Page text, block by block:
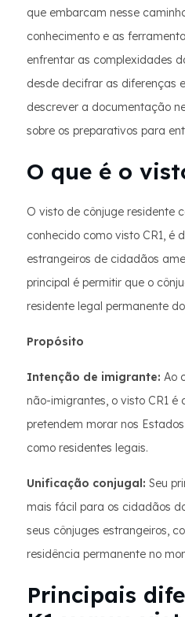
que embarcam nesse
conhecimento e as
enfrentar as complexidades
desde decifrar as diferenças
descrever a documentação
sobre os preparativos para
O que é o
O visto de cônjuge residente
conhecido como visto CR1, é
estrangeiros de cidadãos
principal é permitir que o
residente legal permanente
Propósito
Intenção de imigrante: Ao
não-imigrantes, o visto CR1
pretendem morar nos
como residentes legais.
Unificação conjugal: Seu
mais fácil para os cidadãos
seus cônjuges estrangeiros,
residência permanente no
Principais